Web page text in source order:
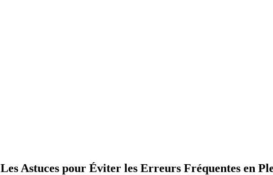
Les Astuces pour Éviter les Erreurs Fréquentes en